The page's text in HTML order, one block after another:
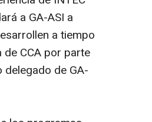
a GA-ASI a
a tiempo
CCA por parte
de GA-